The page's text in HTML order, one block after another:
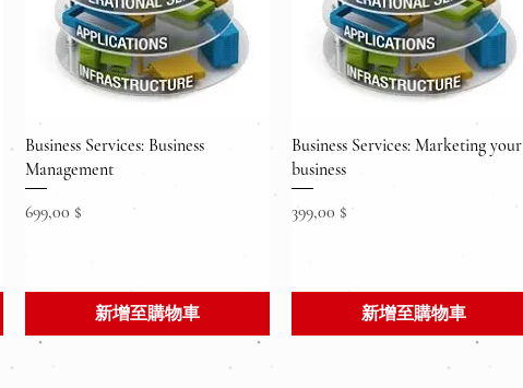
快速瀏覽
Business Services: Business
Management
價格
699,00 $
新增至購物車
快速瀏覽
Business Services: Marketing your
business
價格
399,00 $
新增至購物車